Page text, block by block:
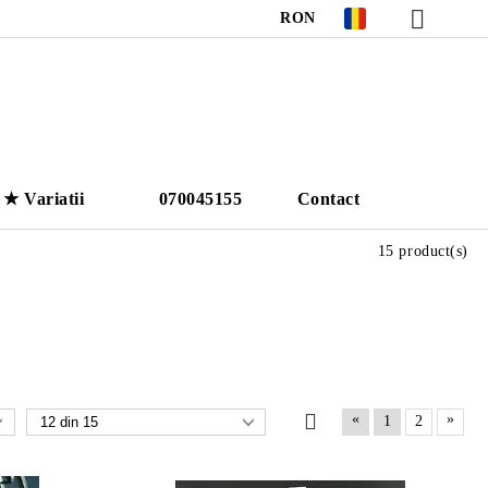
RON
★ Variatii 070045155 Contact
15 product(s)
« 1 2 »